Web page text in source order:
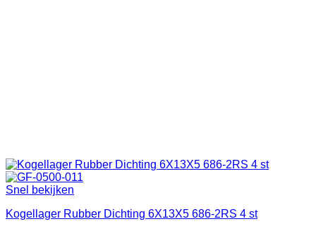
Snel bekijken
Kogellager Rubber Dichting 6X13X5 686-2RS 4 st